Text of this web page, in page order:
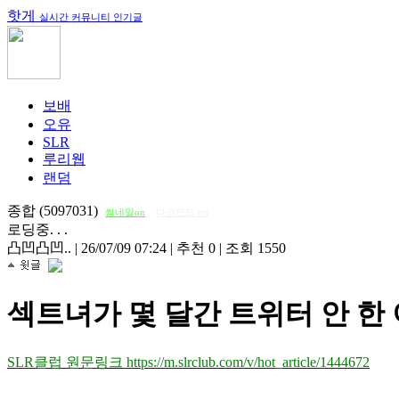
핫게 실시간 커뮤니티 인기글
보배
오유
SLR
루리웹
랜덤
종합 (5097031) 썸네일on
로딩중. . .
凸凹凸凹.. | 26/07/09 07:24 | 추천 0 | 조회 1550
섹트녀가 몇 달간 트위터 안 한
SLR클럽 원문링크 https://m.slrclub.com/v/hot_article/1444672